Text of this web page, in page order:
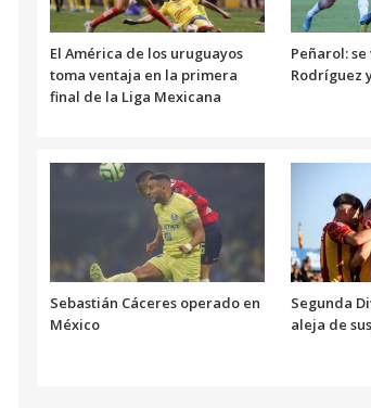
El América de los uruguayos
toma ventaja en la primera
final de la Liga Mexicana
Peñarol:
Rodríguez
Sebastián Cáceres operado en
México
Segunda
aleja de